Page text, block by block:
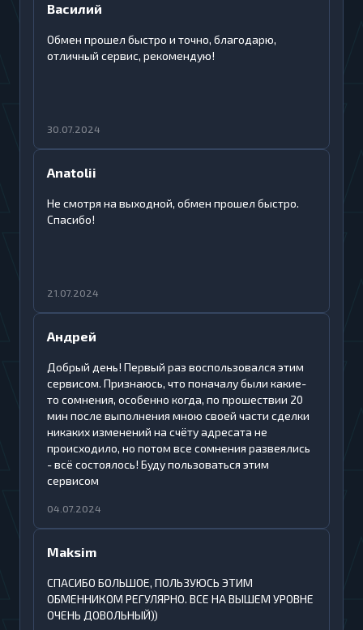
Василий
Обмен прошел быстро и точно, благодарю,
отличный сервис, рекомендую!
30.07.2024
Anatolii
Не смотря на выходной, обмен прошел быстро.
Спасибо!
21.07.2024
Андрей
Добрый день! Первый раз воспользовался этим
сервисом. Признаюсь, что поначалу были какие-
то сомнения, особенно когда, по прошествии 20
мин после выполнения мною своей части сделки
никаких изменений на счёту адресата не
происходило, но потом все сомнения развеялись
- всё состоялось! Буду пользоваться этим
сервисом
04.07.2024
Maksim
СПАСИБО БОЛЬШОЕ, ПОЛЬЗУЮСЬ ЭТИМ
ОБМЕННИКОМ РЕГУЛЯРНО. ВСЕ НА ВЫШЕМ УРОВНЕ
ОЧЕНЬ ДОВОЛЬНЫЙ))